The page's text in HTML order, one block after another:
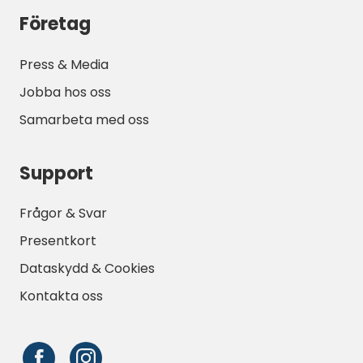
Företag
Press & Media
Jobba hos oss
Samarbeta med oss
Support
Frågor & Svar
Presentkort
Dataskydd & Cookies
Kontakta oss